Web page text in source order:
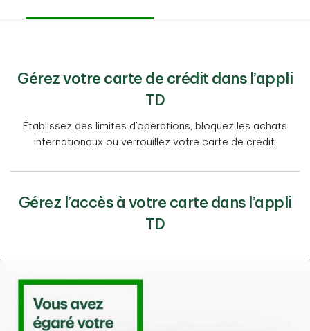
Gérez votre carte de crédit dans l’appli
TD
Établissez des limites d’opérations, bloquez les achats
internationaux ou verrouillez votre carte de crédit.
Gérez l’accès à votre carte dans l’appli
TD